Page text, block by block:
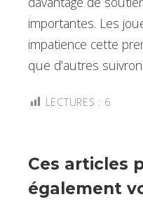
importantes. Les
impatience cette
que d’autres
LECTURES : 6
Ces articles
également